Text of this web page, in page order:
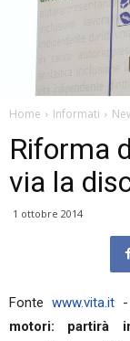
Home Informati
Riforma
via la
1 ottobre 2014
Fonte www.vita.it -
motori: partirà